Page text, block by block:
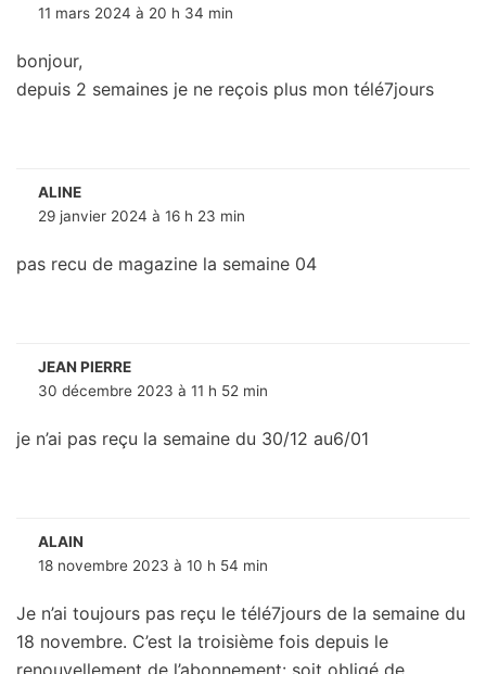
11 mars 2024 à 20 h 34 min
bonjour,
depuis 2 semaines je ne reçois plus mon télé7jours
ALINE
29 janvier 2024 à 16 h 23 min
pas recu de magazine la semaine 04
JEAN PIERRE
30 décembre 2023 à 11 h 52 min
je n’ai pas reçu la semaine du 30/12 au6/01
ALAIN
18 novembre 2023 à 10 h 54 min
Je n’ai toujours pas reçu le télé7jours de la semaine du
18 novembre. C’est la troisième fois depuis le